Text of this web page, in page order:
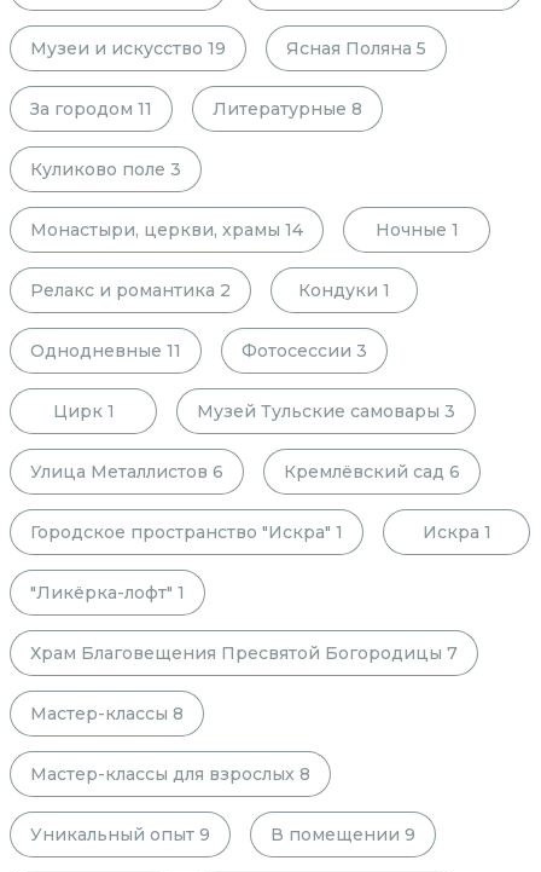
Музеи и искусство 19 Ясная Поляна 5
За городом 11 Литературные 8
Куликово поле 3
Монастыри, церкви, храмы 14 Ночные 1
Релакс и романтика 2 Кондуки 1
Однодневные 11 Фотосессии 3
Цирк 1 Музей Тульские самовары 3
Улица Металлистов 6 Кремлёвский сад 6
Городское пространство "Искра" 1 Искра 1
"Ликёрка-лофт" 1
Храм Благовещения Пресвятой Богородицы 7
Мастер-классы 8
Мастер-классы для взрослых 8
Уникальный опыт 9 В помещении 9